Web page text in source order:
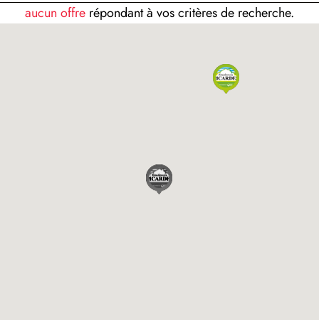
aucun offre répondant à vos critères de recherche.